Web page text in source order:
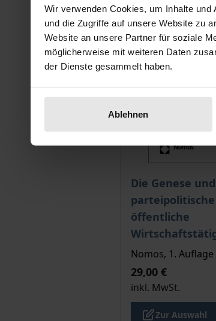
Wir verwenden Cookies, um Inhalte
und die Zugriffe auf unsere Website zu
Website an unsere Partner für soziale
möglicherweise mit weiteren Daten
der Dienste gesammelt haben.
Ablehnen
Die Genese
öffentliche
Der Preis dieses
Nomos, 1. Auflage
29,00 €
inkl. MwSt.
Zur Auswahl